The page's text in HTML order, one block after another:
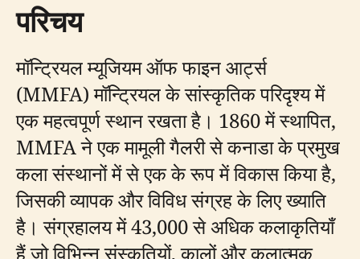
परिचय
मॉन्ट्रियल म्यूजियम ऑफ फाइन आर्ट्स
(MMFA) मॉन्ट्रियल के सांस्कृतिक परिदृश्य में
एक महत्वपूर्ण स्थान रखता है। 1860 में स्थापित,
MMFA ने एक मामूली गैलरी से कनाडा के प्रमुख
कला संस्थानों में से एक के रूप में विकास किया है,
जिसकी व्यापक और विविध संग्रह के लिए ख्याति
है। संग्रहालय में 43,000 से अधिक कलाकृतियाँ
हैं जो विभिन्न संस्कृतियों, कालों और कलात्मक